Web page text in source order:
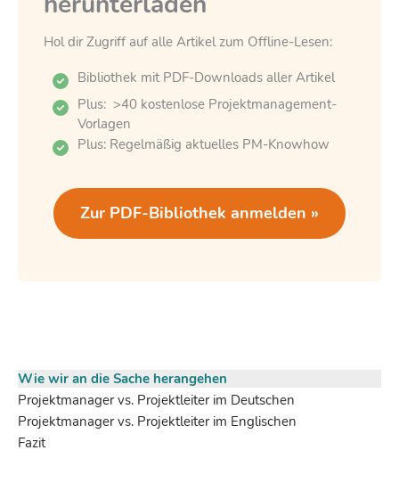
Wie wir an die Sache herangehen
Projektmanager vs. Projektleiter im Deutschen
Projektmanager vs. Projektleiter im Englischen
Fazit
Hol dir Zugriff auf alle Artikel zum Offline-Lesen:
Bibliothek mit PDF-Downloads aller Artikel
Plus: >40 kostenlose Projektmanagement-
Vorlagen
Plus: Regelmäßig aktuelles PM-Knowhow
Zur PDF-Bibliothek anmelden »